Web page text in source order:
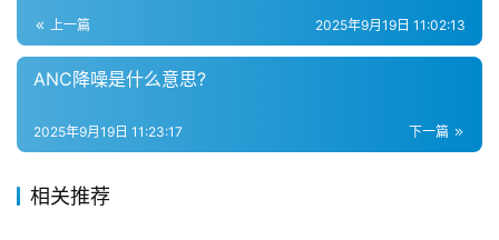
快
递
类
上一篇 2025年9月19日 11:02:13
ANC降噪是什么意思?
下一篇
2025年9月19日 11:23:17
相关推荐